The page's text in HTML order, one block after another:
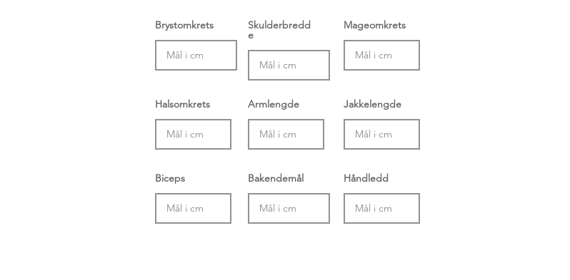
Brystomkrets Skulderbredd
e
Halsomkrets Armlengde
Biceps Bakendemål
Mageomkrets
Jakkelengde
Håndledd